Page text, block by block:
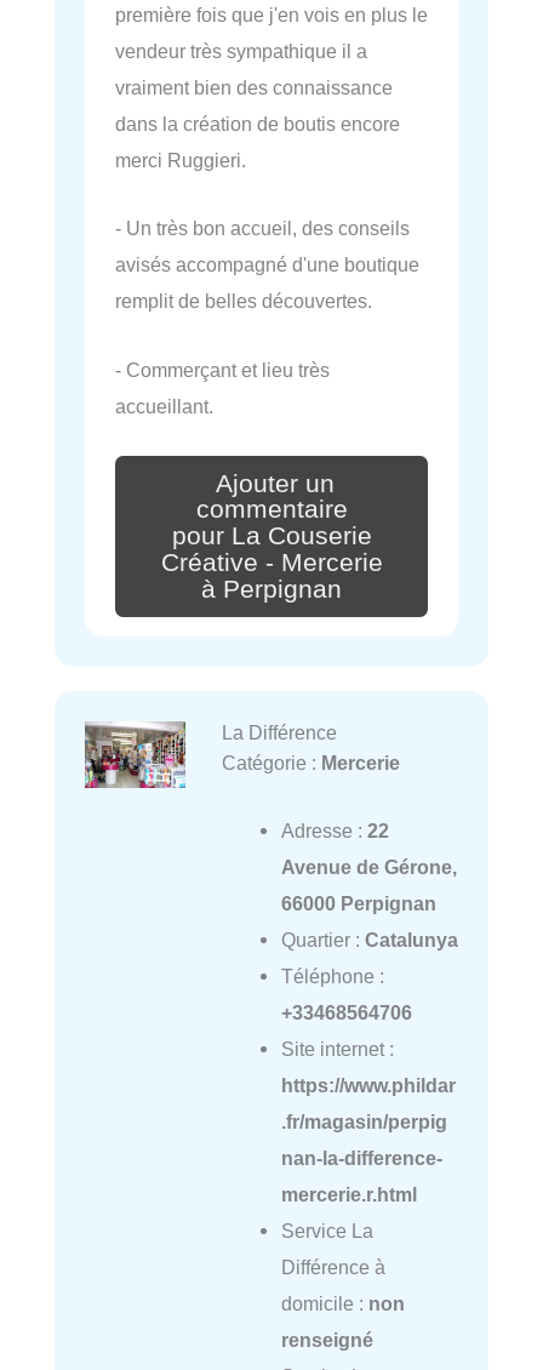
première fois que j'en vois en plus le
vendeur très sympathique il a
vraiment bien des connaissance
dans la création de boutis encore
merci Ruggieri.
- Un très bon accueil, des conseils
avisés accompagné d'une boutique
remplit de belles découvertes.
- Commerçant et lieu très
accueillant.
Ajouter un
commentaire
pour La Couserie
Créative - Mercerie
à Perpignan
La Différence
Catégorie : Mercerie
Adresse : 22
Avenue de Gérone,
66000 Perpignan
Quartier : Catalunya
Téléphone :
+33468564706
Site internet :
https://www.phildar
.fr/magasin/perpig
nan-la-difference-
mercerie.r.html
Service La
Différence à
domicile : non
renseigné